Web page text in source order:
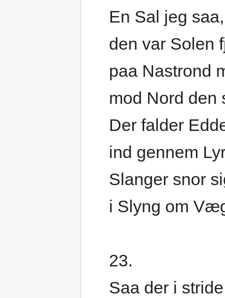
En Sal jeg saa,
den var Solen
paa Nastrond
mod Nord den
Der falder
ind gennem
Slanger snor
i Slyng om
23.
Saa der i stride